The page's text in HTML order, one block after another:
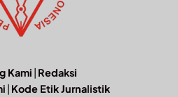
Kami | Redaksi
| Kode Etik Jurnalistik